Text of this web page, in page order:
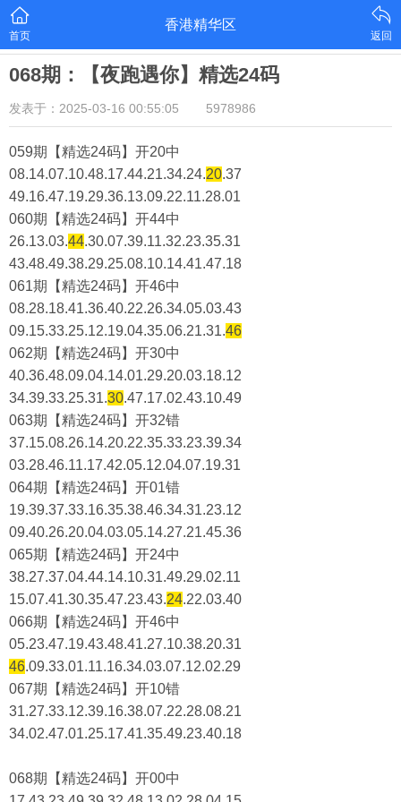
首页
香港精华区
返回
068期：【夜跑遇你】精选24码
发表于：2025-03-16 00:55:05 5978986
059期【精选24码】开20中
08.14.07.10.48.17.44.21.34.24.20.37
49.16.47.19.29.36.13.09.22.11.28.01
060期【精选24码】开44中
26.13.03.44.30.07.39.11.32.23.35.31
43.48.49.38.29.25.08.10.14.41.47.18
061期【精选24码】开46中
08.28.18.41.36.40.22.26.34.05.03.43
09.15.33.25.12.19.04.35.06.21.31.46
062期【精选24码】开30中
40.36.48.09.04.14.01.29.20.03.18.12
34.39.33.25.31.30.47.17.02.43.10.49
063期【精选24码】开32错
37.15.08.26.14.20.22.35.33.23.39.34
03.28.46.11.17.42.05.12.04.07.19.31
064期【精选24码】开01错
19.39.37.33.16.35.38.46.34.31.23.12
09.40.26.20.04.03.05.14.27.21.45.36
065期【精选24码】开24中
38.27.37.04.44.14.10.31.49.29.02.11
15.07.41.30.35.47.23.43.24.22.03.40
066期【精选24码】开46中
05.23.47.19.43.48.41.27.10.38.20.31
46.09.33.01.11.16.34.03.07.12.02.29
067期【精选24码】开10错
31.27.33.12.39.16.38.07.22.28.08.21
34.02.47.01.25.17.41.35.49.23.40.18
068期【精选24码】开00中